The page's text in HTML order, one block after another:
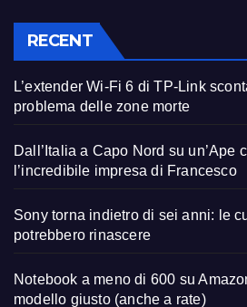
RECENT
L’extender Wi-Fi 6 di TP-Link
problema delle zone morte
Dall’Italia a Capo Nord su un’Ape
l’incredibile impresa di Francesco
Sony torna indietro di sei anni: le
potrebbero rinascere
Notebook a meno di 600 su
modello giusto (anche a rate)